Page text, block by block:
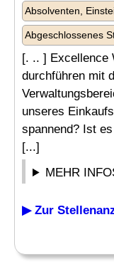
Absolventen,
Abgeschlossenes
[. .. ] Excellence
durchführen mit
unseres
spannend? Ist
[...]
MEHR
▶ Zur